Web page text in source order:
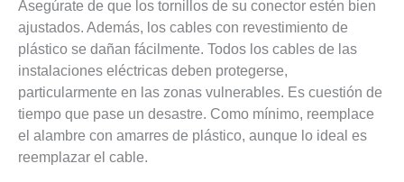
Asegúrate de que los tornillos de su conector estén bien
ajustados. Además, los cables con revestimiento de
plástico se dañan fácilmente. Todos los cables de las
instalaciones eléctricas deben protegerse,
particularmente en las zonas vulnerables. Es cuestión de
tiempo que pase un desastre. Como mínimo, reemplace
el alambre con amarres de plástico, aunque lo ideal es
reemplazar el cable.